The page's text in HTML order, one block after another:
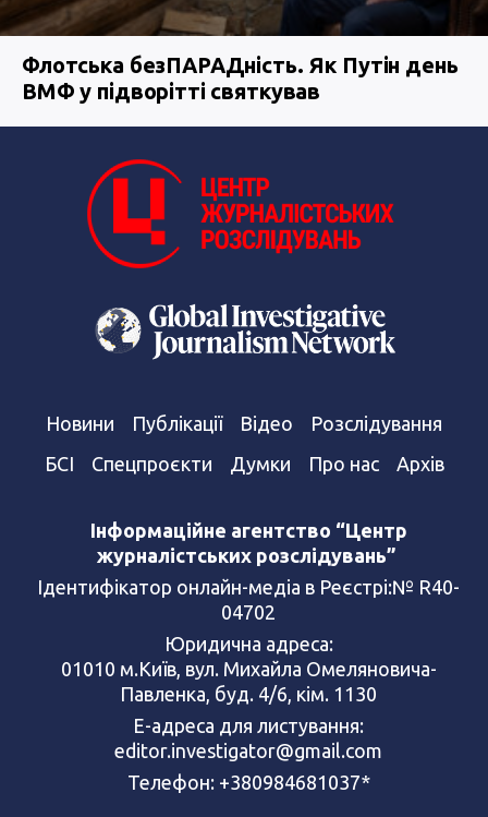
Флотська безПАРАДність. Як Путін день
ВМФ у підворітті святкував
Новини Публікації Відео
Розслідування
БСІ
Спецпроєкти Думки Про нас Архів
Інформаційне агентство “Центр
журналістських розслідувань”
Ідентифікатор онлайн-медіа в Реєстрі:№ R40-
04702
Юридична адреса:
01010 м.Київ, вул. Михайла Омеляновича-
Павленка, буд. 4/6, кім. 1130
Е-адреса для листування:
editor.investigator@gmail.com
Телефон: +380984681037*